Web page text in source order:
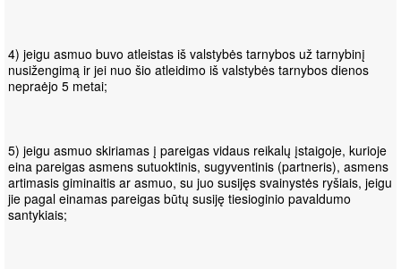
4) jeigu asmuo buvo atleistas iš valstybės tarnybos už tarnybinį
nusižengimą ir jei nuo šio atleidimo iš valstybės tarnybos dienos
nepraėjo 5 metai;
5) jeigu asmuo skiriamas į pareigas vidaus reikalų įstaigoje, kurioje
eina pareigas asmens sutuoktinis, sugyventinis (partneris), asmens
artimasis giminaitis ar asmuo, su juo susijęs svainystės ryšiais, jeigu
jie pagal einamas pareigas būtų susiję tiesioginio pavaldumo
santykiais;